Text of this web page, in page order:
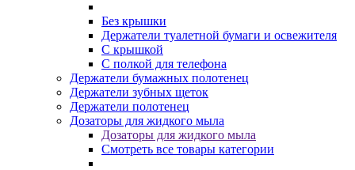
Без крышки
Держатели туалетной бумаги и освежителя
С крышкой
С полкой для телефона
Держатели бумажных полотенец
Держатели зубных щеток
Держатели полотенец
Дозаторы для жидкого мыла
Дозаторы для жидкого мыла
Смотреть все товары категории